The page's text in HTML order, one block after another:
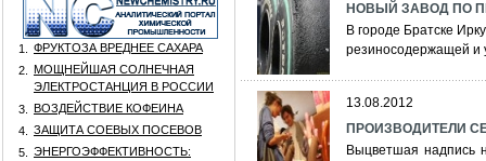
1.
ФРУКТОЗА ВРЕДНЕЕ САХАРА
2.
МОЩНЕЙШАЯ СОЛНЕЧНАЯ
ЭЛЕКТРОСТАНЦИЯ В РОССИИ
3.
ВОЗДЕЙСТВИЕ КОФЕИНА
4.
ЗАЩИТА СОЕВЫХ ПОСЕВОВ
5.
ЭНЕРГОЭФФЕКТИВНОСТЬ:
НОВЫЙ ЗАВОД ПО
В городе Братске
резиносодержащей и
13.08.2012
ПРОИЗВОДИТЕЛИ
Выцветшая надпись